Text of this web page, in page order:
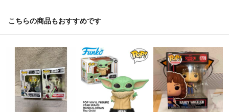
下交渉の場合は金額の提示をお願い致します。
＊コメントに関して
合わせて購入・発送方法・入荷希望商品・
ご不明点などありましたら気軽にコメント下さい！
こちらの商品もおすすめです